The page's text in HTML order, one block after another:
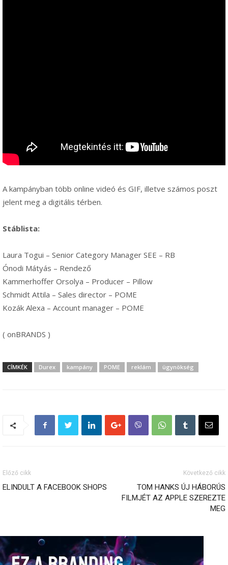
A kampányban több online videó és GIF, illetve számos poszt
jelent meg a digitális térben.
Stáblista:
Laura Togui – Senior Category Manager SEE – RB
Ónodi Mátyás – Rendező
Kammerhoffer Orsolya – Producer – Pillow
Schmidt Attila – Sales director – POME
Kozák Alexa – Account manager – POME
( onBRANDS )
CÍMKÉK Durex kampány POME reklám ügynökség
Előző cikk
ELINDULT A FACEBOOK SHOPS
Következő cikk
TOM HANKS ÚJ HÁBORÚS
FILMJÉT AZ APPLE SZEREZTE
MEG